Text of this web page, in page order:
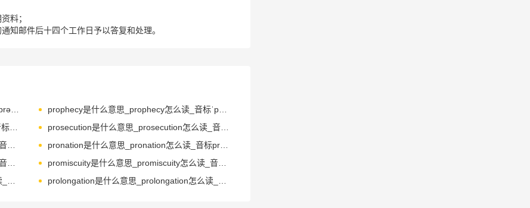
料；
知邮件后十四个工作日予以答复和处理。
propane是什么意思_propane怎么读_音标ˈprəʊpeɪn
prophecy是什么意思_prophecy怎么读_音标ˈprɒfəsɪ
proponent是什么意思_proponent怎么读_音标prəˈpəʊnənt
prosecution是什么意思_prosecution怎么读_音标ˌprɒsɪˈkju-ʃn
prospectus是什么意思_prospectus怎么读_音标prəˈspektəs
pronation是什么意思_pronation怎么读_音标prәu'neiʃәn
promissory是什么意思_promissory怎么读_音标'prɒmɪsərɪ
promiscuity是什么意思_promiscuity怎么读_音标ˌprɒmɪs'kju-ətɪ